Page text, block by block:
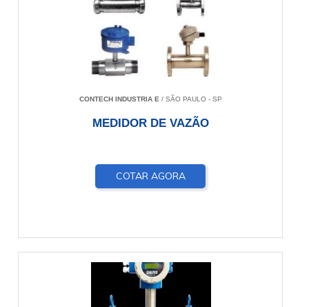
CONTECH INDUSTRIA E / SÃO PAULO - SP
MEDIDOR DE VAZÃO
COTAR AGORA